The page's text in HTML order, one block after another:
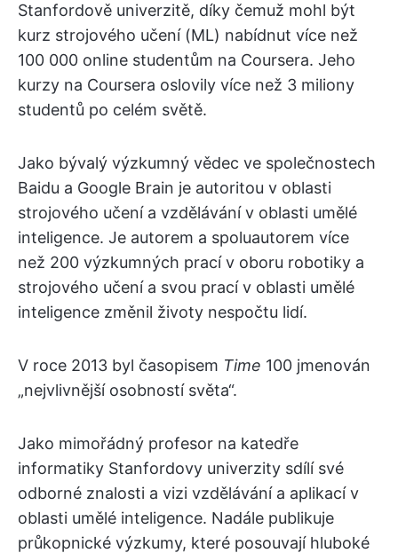
Stanfordově univerzitě, díky čemuž mohl být
kurz strojového učení (ML) nabídnut více než
100 000 online studentům na Coursera. Jeho
kurzy na Coursera oslovily více než 3 miliony
studentů po celém světě.
Jako bývalý výzkumný vědec ve společnostech
Baidu a Google Brain je autoritou v oblasti
strojového učení a vzdělávání v oblasti umělé
inteligence. Je autorem a spoluautorem více
než 200 výzkumných prací v oboru robotiky a
strojového učení a svou prací v oblasti umělé
inteligence změnil životy nespočtu lidí.
V roce 2013 byl časopisem Time 100 jmenován
„nejvlivnější osobností světa“.
Jako mimořádný profesor na katedře
informatiky Stanfordovy univerzity sdílí své
odborné znalosti a vizi vzdělávání a aplikací v
oblasti umělé inteligence. Nadále publikuje
průkopnické výzkumy, které posouvají hluboké